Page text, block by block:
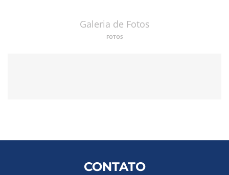
Galeria de Fotos
FOTOS
CONTATO